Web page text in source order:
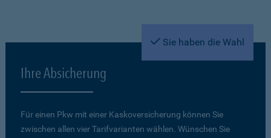
Sie haben die Wahl
Ihre Absicherung
Für einen Pkw mit einer Kaskoversicherung können Sie
zwischen allen vier Tarifvarianten wählen. Wünschen Sie